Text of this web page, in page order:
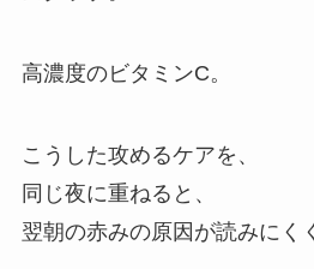
高濃度のビタミンC。
こうした攻めるケアを、
同じ夜に重ねると、
翌朝の赤みの原因が読みにく